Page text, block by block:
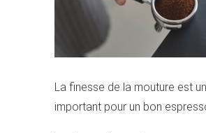
La finesse de la mouture est
important pour un bon